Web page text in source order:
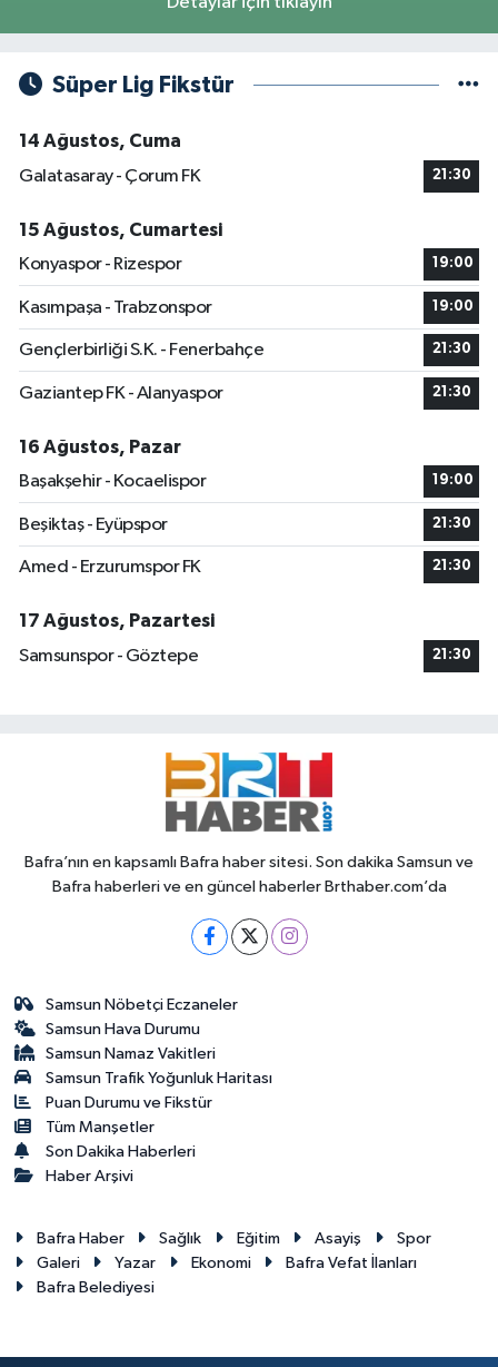
Süper Lig Fikstür
14 Ağustos, Cuma
Galatasaray - Çorum FK
21:30
15 Ağustos, Cumartesi
Konyaspor - Rizespor
19:00
Kasımpaşa - Trabzonspor 19:00
Gençlerbirliği S.K. - Fenerbahçe 21:30
Gaziantep FK - Alanyaspor 21:30
16 Ağustos, Pazar
Başakşehir - Kocaelispor
19:00
Beşiktaş - Eyüpspor 21:30
Amed - Erzurumspor FK 21:30
17 Ağustos, Pazartesi
Samsunspor - Göztepe
21:30
Bafra’nın en kapsamlı Bafra haber sitesi. Son dakika Samsun ve
Bafra haberleri ve en güncel haberler Brthaber.com’da
Samsun Nöbetçi Eczaneler
Samsun Hava Durumu
Samsun Namaz Vakitleri
Samsun Trafik Yoğunluk Haritası
Puan Durumu ve Fikstür
Tüm Manşetler
Son Dakika Haberleri
Haber Arşivi
Bafra Haber Sağlık Eğitim Asayiş
Spor
Galeri
Yazar Ekonomi
Bafra Vefat İlanları
Bafra Belediyesi